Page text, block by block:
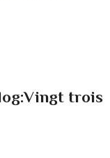
trois